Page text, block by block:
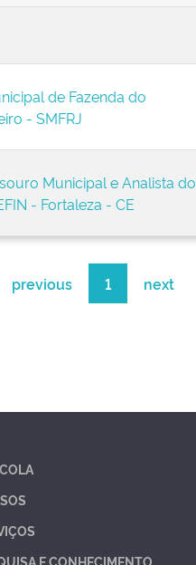
de Fazenda do
- SMFRJ
Municipal e Analista do
- Fortaleza - CE
previous 1 next
E CONHECIMENTO